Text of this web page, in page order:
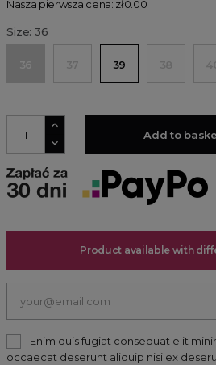
Nasza pierwsza cena: zł0.00
Size: 36
36 37 39 38
Add to
Product available with
Enim quis fugiat consequat elit
occaecat deserunt aliquip nisi ex